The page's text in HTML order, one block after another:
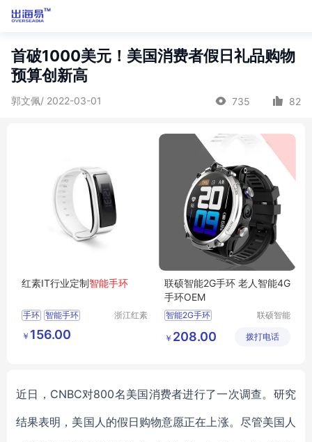
首破1000美元！美国消费者假日礼品购物
预算创新高
郭文佩/ 2022-03-01 735 82
红素IT行业定制智能手环
手环 智能手环
浙江红素
￥ 156.00
联硕智能2G手环 老人智能4G
手环OEM
智能2G手环
智能4G手环
运动手环
联硕智能
有限公司
￥ 208.00 拨打电话
近日， CNBC对800名美国消费者进行了一次调查。研究
结果表明，美国人的假日购物意愿正在上涨。 尽管美国人